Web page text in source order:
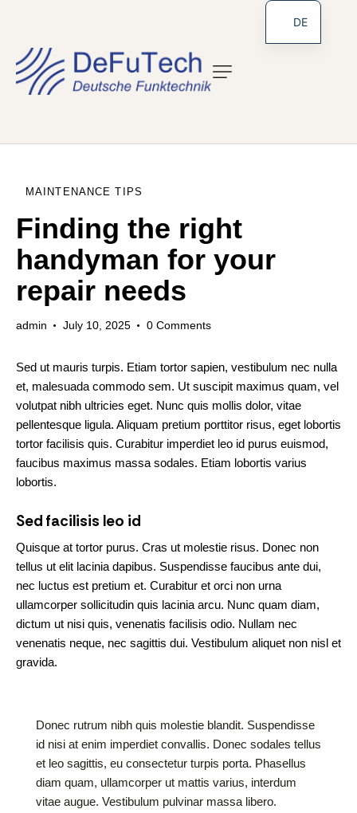
MAINTENANCE TIPS
Finding the right
handyman for your
repair needs
admin July 10, 2025 0 Comments
Sed ut mauris turpis. Etiam tortor sapien, vestibulum nec nulla
et, malesuada commodo sem. Ut suscipit maximus quam, vel
volutpat nibh ultricies eget. Nunc quis mollis dolor, vitae
pellentesque ligula. Aliquam pretium porttitor risus, eget lobortis
tortor facilisis quis. Curabitur imperdiet leo id purus euismod,
faucibus maximus massa sodales. Etiam lobortis varius
lobortis.
Sed facilisis leo id
Quisque at tortor purus. Cras ut molestie risus. Donec non
tellus ut elit lacinia dapibus. Suspendisse faucibus ante dui,
nec luctus est pretium et. Curabitur et orci non urna
ullamcorper sollicitudin quis lacinia arcu. Nunc quam diam,
dictum ut nisi quis, venenatis facilisis odio. Nullam nec
venenatis neque, nec sagittis dui. Vestibulum aliquet non nisl et
gravida.
Donec rutrum nibh quis molestie blandit. Suspendisse
id nisi at enim imperdiet convallis. Donec sodales tellus
et leo sagittis, eu consectetur turpis porta. Phasellus
diam quam, ullamcorper ut mattis varius, interdum
vitae augue. Vestibulum pulvinar massa libero.
DE